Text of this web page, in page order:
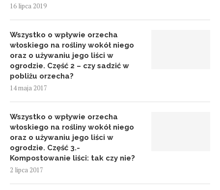
16 lipca 2019
Wszystko o wpływie orzecha
włoskiego na rośliny wokół niego
oraz o używaniu jego liści w
ogrodzie. Część 2 – czy sadzić w
pobliżu orzecha?
14 maja 2017
Wszystko o wpływie orzecha
włoskiego na rośliny wokół niego
oraz o używaniu jego liści w
ogrodzie. Część 3.-
Kompostowanie liści: tak czy nie?
2 lipca 2017